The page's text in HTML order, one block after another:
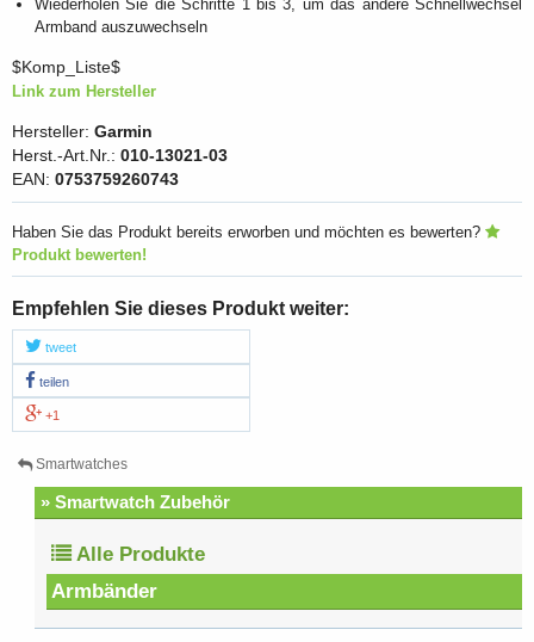
Wiederholen Sie die Schritte 1 bis 3, um das andere Schnellwechsel
Armband auszuwechseln
$Komp_Liste$
Link zum Hersteller
Hersteller: Garmin
Herst.-Art.Nr.: 010-13021-03
EAN: 0753759260743
Haben Sie das Produkt bereits erworben und möchten es bewerten?
Produkt bewerten!
Empfehlen Sie dieses Produkt weiter:
tweet
teilen
+1
Smartwatches
» Smartwatch Zubehör
Alle Produkte
Armbänder